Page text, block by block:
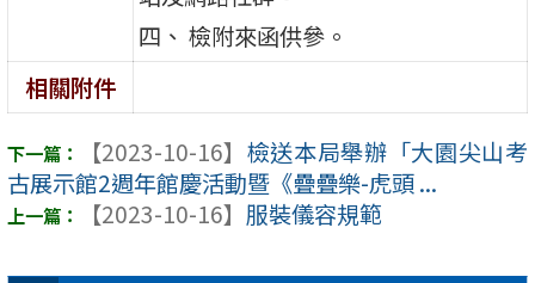
四、 檢附來函供參。
相關附件
【2023-10-16】 檢送本局舉辦「大園尖山考
古展示館2週年館慶活動暨《疊疊樂-虎頭 ...
【2023-10-16】 服裝儀容規範